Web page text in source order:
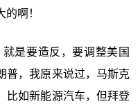
啊！
是要造反，要调整美国
普，我原来说过，马斯克
比如新能源汽车，但拜登